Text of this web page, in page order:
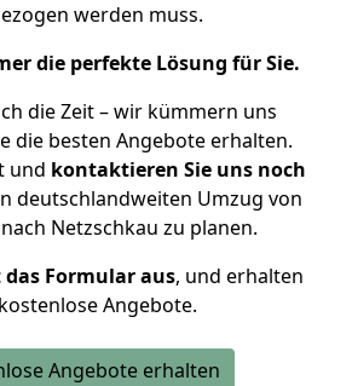
werden muss.
die perfekte Lösung für Sie.
die Zeit – wir kümmern uns
die besten Angebote erhalten.
und kontaktieren Sie uns noch
deutschlandweiten Umzug von
Netzschkau zu planen.
Formular aus, und erhalten
Angebote.
Angebote erhalten